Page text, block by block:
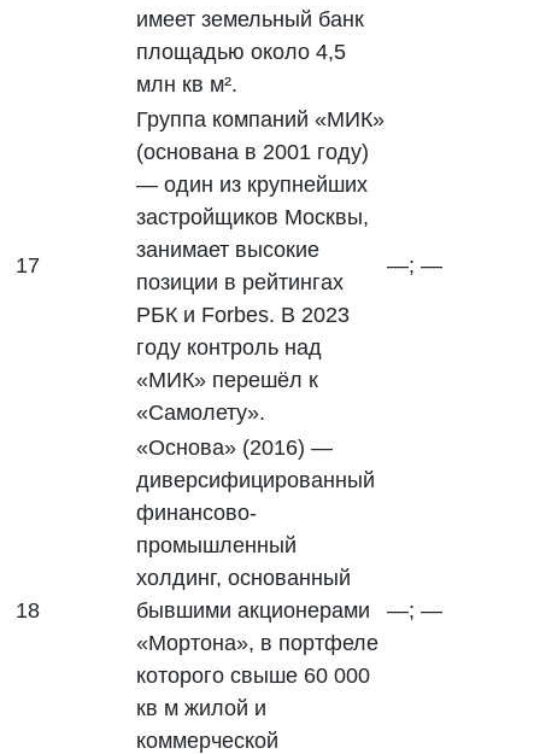
имеет земельный банк
площадью около 4,5
млн кв м².
17
Группа компаний «МИК»
(основана в 2001 году)
— один из крупнейших
застройщиков Москвы,
занимает высокие
позиции в рейтингах
РБК и Forbes. В 2023
году контроль над
«МИК» перешёл к
«Самолету».
—; —
18
«Основа» (2016) —
диверсифицированный
финансово-
промышленный
холдинг, основанный
бывшими акционерами
«Мортона», в портфеле
которого свыше 60 000
кв м жилой и
коммерческой
—; —